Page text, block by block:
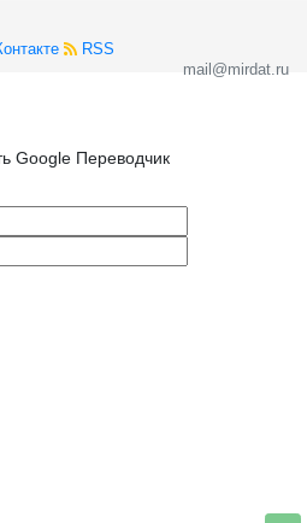
RSS
mail@mirdat.ru
Google Переводчик